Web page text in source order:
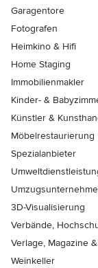
Garagentore
Fotografen
Heimkino & Hifi
Home Staging
Immobilienmakler
Kinder- &
Künstler &
Möbelrestaurierung
Spezialanbieter
3D-Visualisierung
Verbände,
Verlage, Magazine
Weinkeller